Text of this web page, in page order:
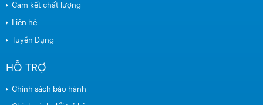
Cam kết chất lượng
Liên hệ
Tuyển Dụng
HỖ TRỢ
Chính sách bảo hành